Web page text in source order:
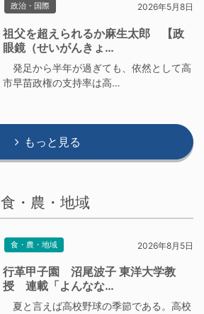
政治・国際 2026年5月8日
祖父を超えられるか麻生太郎 【政
眼鏡（せいがんきょ…
発足から半年が過ぎても、依然として高
市早苗政権の支持率は高…
もっと見る
食・農・地域
食・農・地域 2026年8月5日
行革甲子園 沼尾波子 東洋大学教
授 連載「よんなな…
夏と言えば高校野球の季節である。高校